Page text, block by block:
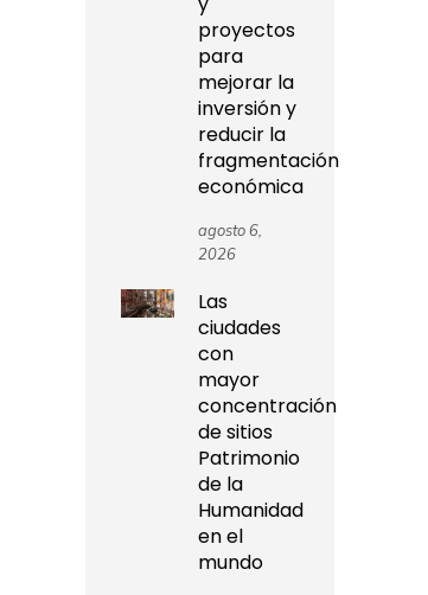
proyectos
para
mejorar la
inversión y
reducir la
fragmentación
económica
agosto 6,
2026
Las
ciudades
con
mayor
concentración
de sitios
Patrimonio
de la
Humanidad
en el
mundo